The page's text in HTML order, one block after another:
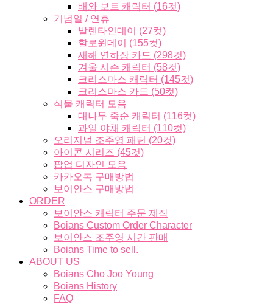
배와 보트 캐릭터 (16컷)
기념일 / 연휴
발렌타인데이 (27컷)
할로윈데이 (155컷)
새해 연하장 카드 (298컷)
겨울 시즌 캐릭터 (58컷)
크리스마스 캐릭터 (145컷)
크리스마스 카드 (50컷)
식물 캐릭터 모음
대나무 죽순 캐릭터 (116컷)
과일 야채 캐릭터 (110컷)
오리지널 조주영 패턴 (20컷)
아이콘 시리즈 (45컷)
팝업 디자인 모음
카카오톡 구매방법
보이안스 구매방법
ORDER
보이안스 캐릭터 주문 제작
Boians Custom Order Character
보이안스 조주영 시간 판매
Boians Time to sell.
ABOUT US
Boians Cho Joo Young
Boians History
FAQ